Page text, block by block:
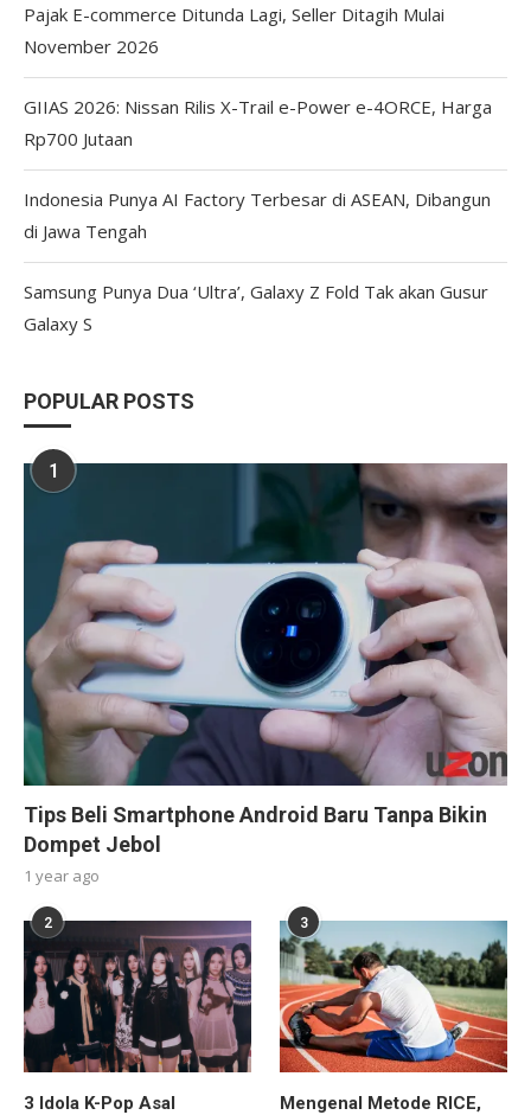
Pajak E-commerce Ditunda Lagi, Seller Ditagih Mulai
November 2026
GIIAS 2026: Nissan Rilis X-Trail e-Power e-4ORCE, Harga
Rp700 Jutaan
Indonesia Punya AI Factory Terbesar di ASEAN, Dibangun
di Jawa Tengah
Samsung Punya Dua ‘Ultra’, Galaxy Z Fold Tak akan Gusur
Galaxy S
POPULAR POSTS
1
Tips Beli Smartphone Android Baru Tanpa Bikin
Dompet Jebol
1 year ago
2
3 Idola K-Pop Asal
3
Mengenal Metode RICE,